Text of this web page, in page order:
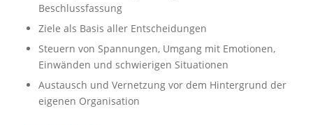
Beschlussfassung
Ziele als Basis aller Entscheidungen
Steuern von Spannungen, Umgang mit Emotionen,
Einwänden und schwierigen Situationen
Austausch und Vernetzung vor dem Hintergrund der
eigenen Organisation